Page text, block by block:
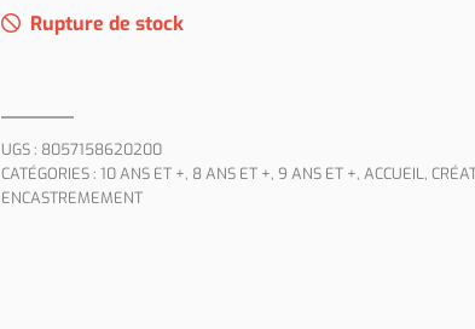
Rupture de stock
UGS : 8057158620200
CATÉGORIES : 10 ANS ET +, 8 ANS ET +, 9 ANS ET +, ACCUEIL,
ENCASTREMEMENT